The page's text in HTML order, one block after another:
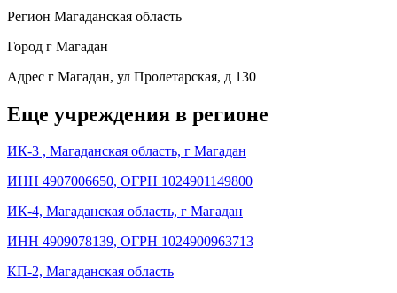
Регион Магаданская область
Город г Магадан
Адрес г Магадан, ул Пролетарская, д 130
Еще учреждения в регионе
ИК-3 , Магаданская область, г Магадан
ИНН 4907006650, ОГРН 1024901149800
ИК-4, Магаданская область, г Магадан
ИНН 4909078139, ОГРН 1024900963713
КП-2, Магаданская область